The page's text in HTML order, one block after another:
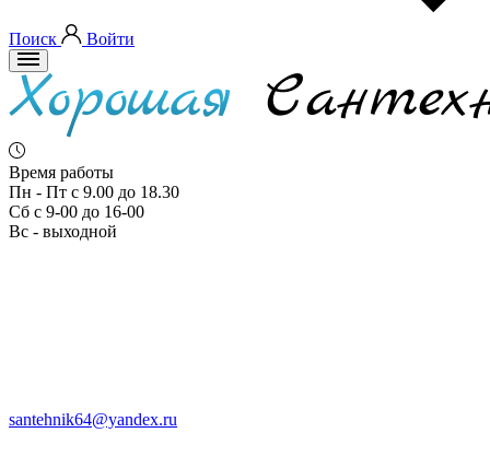
Поиск Войти
Время работы
Пн - Пт с 9.00 до 18.30
Сб с 9-00 до 16-00
Вс - выходной
santehnik64@yandex.ru